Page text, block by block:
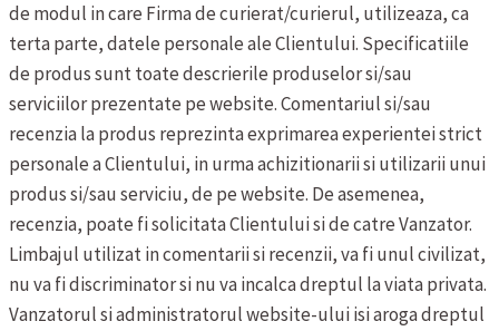
de modul in care Firma de curierat/curierul, utilizeaza, ca
terta parte, datele personale ale Clientului. Specificatiile
de produs sunt toate descrierile produselor si/sau
serviciilor prezentate pe website.Comentariul si/sau
recenzia la produs reprezinta exprimarea experientei strict
personale a Clientului, in urma achizitionarii si utilizarii unui
produs si/sau serviciu, de pe website. De asemenea,
recenzia, poate fi solicitata Clientului si de catre Vanzator.
Limbajul utilizat in comentarii si recenzii, va fi unul civilizat,
nu va fi discriminator si nu va incalca dreptul la viata privata.
Vanzatorul si administratorul website-ului isi aroga dreptul